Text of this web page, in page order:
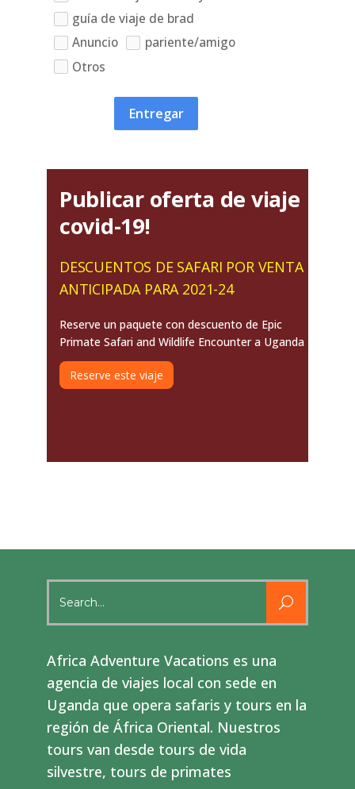
guía de viaje de brad
Anuncio
pariente/amigo
Otros
Entregar
Publicar oferta de viaje
covid-19!
DESCUENTOS DE SAFARI POR VENTA
ANTICIPADA PARA 2021-24
Reserve un paquete con descuento de Epic
Primate Safari and Wildlife Encounter a Uganda
Reserve este viaje
for:
Africa Adventure Vacations es una
agencia de viajes local con sede en
Uganda que opera safaris y tours en la
región de África Oriental. Nuestros
tours van desde tours de vida
silvestre, tours de primates